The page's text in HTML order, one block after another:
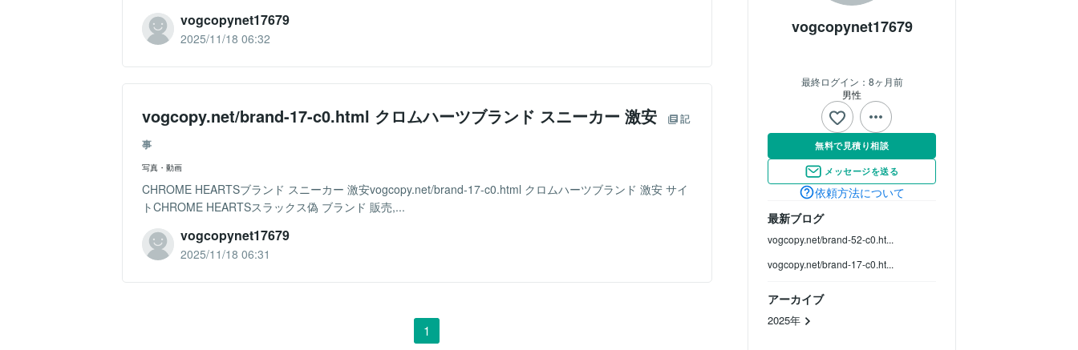
vogcopynet17679
最終ログイン： 8ヶ月前
男性
無料で見積り相談
メッセージを送る
依頼方法について
最新ブログ
vogcopy.net/brand-52-c0.ht...
vogcopy.net/brand-17-c0.ht...
アーカイブ
2025年
vogcopynet17679
2025/11/18 06:32
vogcopy.net/brand-17-c0.html クロムハーツブランド スニーカー 激安
記
事
写真・動画
CHROME HEARTSブランド スニーカー 激安vogcopy.net/brand-17-c0.html クロムハーツブランド 激安 サイ
トCHROME HEARTSスラックス偽 ブランド 販売,...
vogcopynet17679
2025/11/18 06:31
1